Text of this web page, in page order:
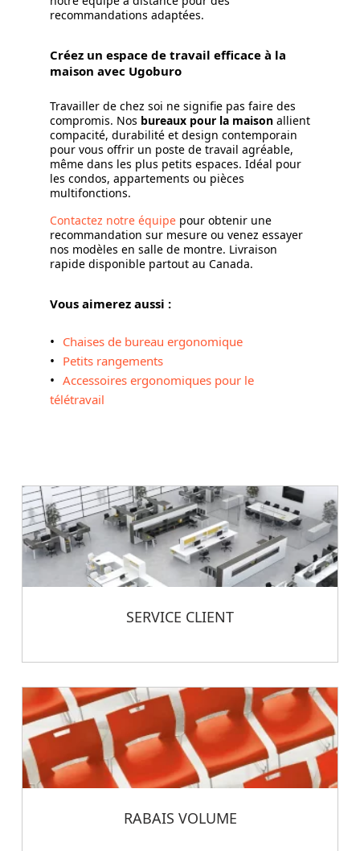
recommandations adaptées.
Créez un espace de travail efficace à la
maison avec Ugoburo
Travailler de chez soi ne signifie pas faire des
compromis. Nos bureaux pour la maisonallient
compacité, durabilité et design contemporain
pour vous offrir un poste de travail agréable,
même dans les plus petits espaces. Idéal pour
les condos, appartements ou pièces
multifonctions.
Contactez notre équipepour obtenir une
recommandation sur mesure ou venez essayer
nos modèles en salle de montre. Livraison
rapide disponible partout au Canada.
Vous aimerez aussi :
Chaises de bureau ergonomique
Petits rangements
Accessoires ergonomiques pour le
télétravail
SERVICE CLIENT
RABAIS VOLUME